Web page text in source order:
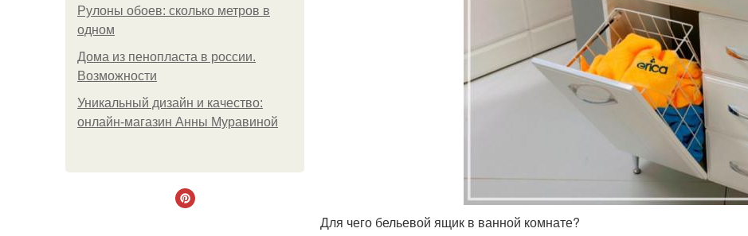
Рулоны обоев: сколько метров в
одном
Дома из пенопласта в россии.
Возможности
Уникальный дизайн и качество:
онлайн-магазин Анны Муравиной
Для чего бельевой ящик в ванной комнате?